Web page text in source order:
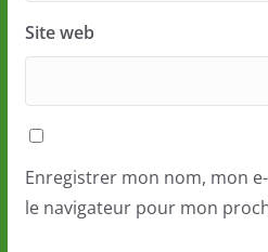
Site web
Enregistrer mon nom, mon
le navigateur pour mon